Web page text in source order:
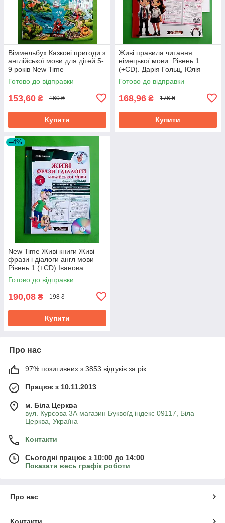
Віммельбух Казкові пригоди з
англійської мови для дітей 5-
9 років New Time
Готово до відправки
153,60 ₴ 160 ₴
Купити
Живі правила читання
німецької мови. Рівень 1
(+CD). Дарія Гольц, Юлія
Антюфєєва, Lukas Werner,
New Time
Готово до відправки
168,96 ₴ 176 ₴
Купити
–4%
New Time Живі книги Живі
фрази і діалоги англ мови
Рівень 1 (+CD) Іванова
Готово до відправки
190,08 ₴ 198 ₴
Купити
Про нас
97% позитивних з 3853 відгуків за рік
Працює з 10.11.2013
м. Біла Церква
вул. Курсова 3А магазин Буквоїд індекс 09117, Біла
Церква, Україна
Контакти
Сьогодні працює з 10:00 до 14:00
Показати весь графік роботи
Про нас